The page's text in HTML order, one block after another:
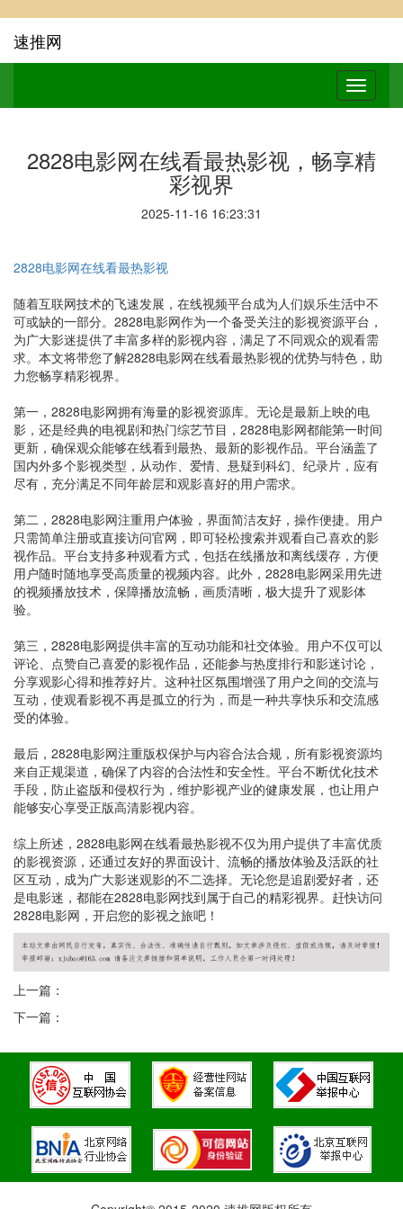
速推网
2828电影网在线看最热影视，畅享精
彩视界
2025-11-16 16:23:31
2828电影网在线看最热影视
随着互联网技术的飞速发展，在线视频平台成为人们娱乐生活中不
可或缺的一部分。2828电影网作为一个备受关注的影视资源平台，
为广大影迷提供了丰富多样的影视内容，满足了不同观众的观看需
求。本文将带您了解2828电影网在线看最热影视的优势与特色，助
力您畅享精彩视界。
第一，2828电影网拥有海量的影视资源库。无论是最新上映的电
影，还是经典的电视剧和热门综艺节目，2828电影网都能第一时间
更新，确保观众能够在线看到最热、最新的影视作品。平台涵盖了
国内外多个影视类型，从动作、爱情、悬疑到科幻、纪录片，应有
尽有，充分满足不同年龄层和观影喜好的用户需求。
第二，2828电影网注重用户体验，界面简洁友好，操作便捷。用户
只需简单注册或直接访问官网，即可轻松搜索并观看自己喜欢的影
视作品。平台支持多种观看方式，包括在线播放和离线缓存，方便
用户随时随地享受高质量的视频内容。此外，2828电影网采用先进
的视频播放技术，保障播放流畅，画质清晰，极大提升了观影体
验。
第三，2828电影网提供丰富的互动功能和社交体验。用户不仅可以
评论、点赞自己喜爱的影视作品，还能参与热度排行和影迷讨论，
分享观影心得和推荐好片。这种社区氛围增强了用户之间的交流与
互动，使观看影视不再是孤立的行为，而是一种共享快乐和交流感
受的体验。
最后，2828电影网注重版权保护与内容合法合规，所有影视资源均
来自正规渠道，确保了内容的合法性和安全性。平台不断优化技术
手段，防止盗版和侵权行为，维护影视产业的健康发展，也让用户
能够安心享受正版高清影视内容。
综上所述，2828电影网在线看最热影视不仅为用户提供了丰富优质
的影视资源，还通过友好的界面设计、流畅的播放体验及活跃的社
区互动，成为广大影迷观影的不二选择。无论您是追剧爱好者，还
是电影迷，都能在2828电影网找到属于自己的精彩视界。赶快访问
2828电影网，开启您的影视之旅吧！
上一篇：
下一篇：